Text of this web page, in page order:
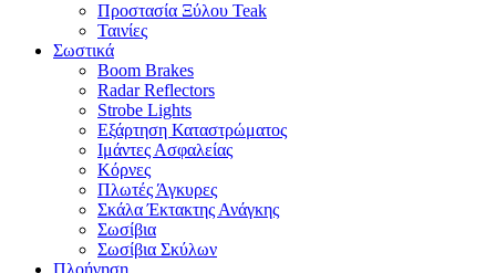
Προστασία Ξύλου Teak
Ταινίες
Σωστικά
Boom Brakes
Radar Reflectors
Strobe Lights
Εξάρτηση Καταστρώματος
Ιμάντες Ασφαλείας
Κόρνες
Πλωτές Άγκυρες
Σκάλα Έκτακτης Ανάγκης
Σωσίβια
Σωσίβια Σκύλων
Πλοήγηση